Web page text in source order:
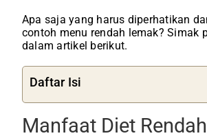
Apa saja yang harus diperhatikan
contoh menu rendah lemak? Simak
dalam artikel berikut.
Daftar Isi
Manfaat Diet